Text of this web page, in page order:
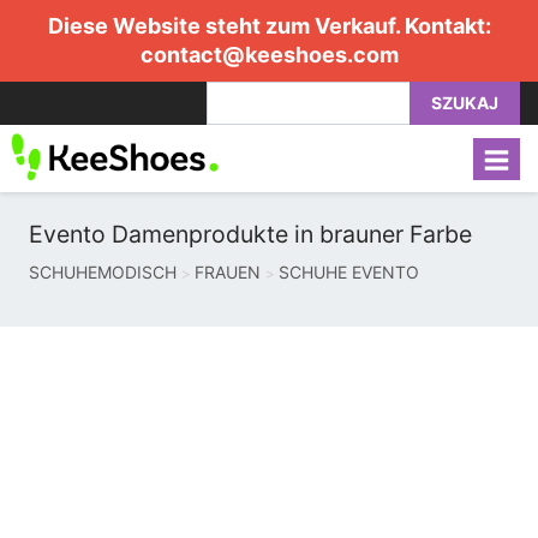
Diese Website steht zum Verkauf. Kontakt:
contact@keeshoes.com
SZUKAJ
Evento Damenprodukte in brauner Farbe
SCHUHEMODISCH FRAUEN SCHUHE EVENTO